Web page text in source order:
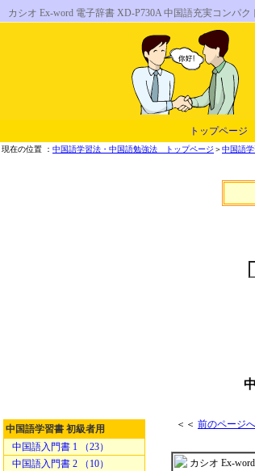
カシオ Ex-word 電子辞書 XD-P730A 中国語充実コ
トップページ
現在の位置 ： 中国語学習法・中国語勉強法 トップページ ＞中国語
中国語学習書 初級者用
中国語入門書 1 （23）
中国語入門書 2 （10）
＜＜ 前のページへ